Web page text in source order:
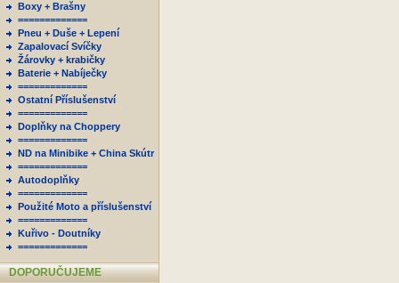
Boxy + Brašny
=============
Pneu + Duše + Lepení
Zapalovací Svíčky
Žárovky + krabičky
Baterie + Nabíječky
=============
Ostatní Příslušenství
=============
Doplňky na Choppery
=============
ND na Minibike + China Skútr
=============
Autodoplňky
=============
Použité Moto a příslušenství
=============
Kuřivo - Doutníky
=============
DOPORUČUJEME